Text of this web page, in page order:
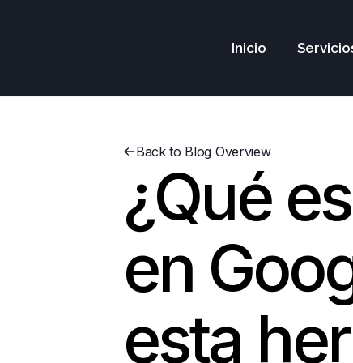
Inicio
Back to Blog Overview
¿Qué
en
esta